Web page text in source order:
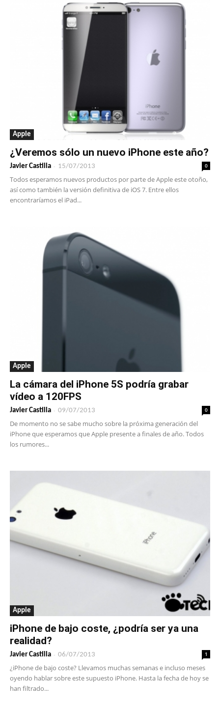
Apple
¿Veremos sólo un nuevo iPhone este año?
Javier Castilla - 15/07/2013 0
Todos esperamos nuevos productos por parte de Apple este otoño,
así como también la versión definitiva de iOS 7. Entre ellos
encontraríamos el iPad...
Apple
La cámara del iPhone 5S podría grabar
vídeo a 120FPS
Javier Castilla - 09/07/2013 0
De momento no se sabe mucho sobre la próxima generación del
iPhone que esperamos que Apple presente a finales de año. Todos
los rumores...
Apple
iPhone de bajo coste, ¿podría ser ya una
realidad?
Javier Castilla - 06/07/2013 1
¿iPhone de bajo coste? Llevamos muchas semanas e incluso meses
oyendo hablar sobre este supuesto iPhone. Hasta la fecha de hoy se
han filtrado...